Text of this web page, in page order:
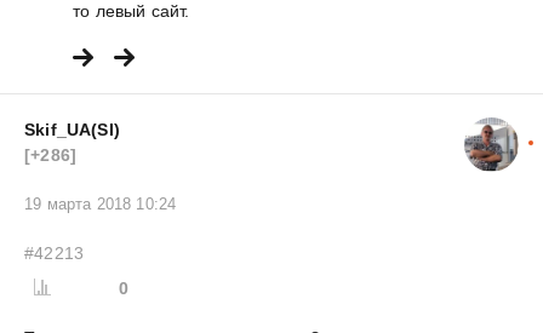
то левый сайт.
Skif_UA(SI)
[+286]
19 марта 2018 10:24
#42213
0